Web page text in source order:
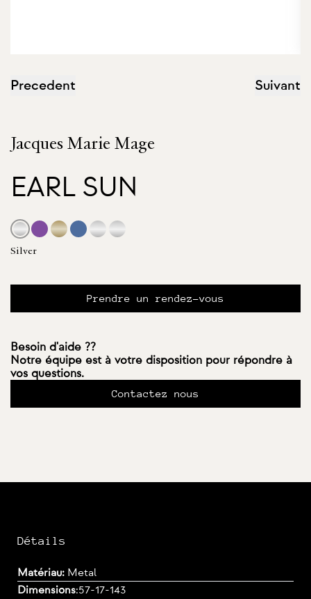
Precedent Suivant
Jacques Marie Mage
EARL SUN
Silver
Prendre un rendez-vous
Besoin d'aide ??
Notre équipe est à votre disposition pour répondre à
vos questions.
Contactez nous
Détails
Matériau: Metal
Dimensions:57-17-143